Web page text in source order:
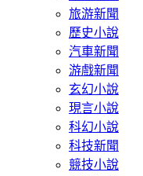
旅游新聞
歷史小說
汽車新聞
游戲新聞
玄幻小說
現言小說
科幻小說
科技新聞
競技小說